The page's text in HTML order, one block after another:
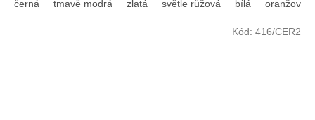
černá tmavě modrá zlatá světle růžová bílá oranžová
Kód: 416/CER2